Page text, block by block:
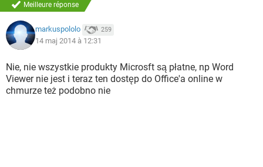
Meilleure réponse
markuspololo 259
14 maj 2014 à 12:31
Nie, nie wszystkie produkty Microsft są płatne, np Word
Viewer nie jest i teraz ten dostęp do Office'a online w
chmurze też podobno nie